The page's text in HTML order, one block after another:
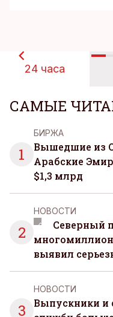
24 часа
САМЫЕ
1
БИРЖА
Вышедшие из
Арабские
$1,3 млрд
2
НОВОСТИ
Северный
выявил
3
НОВОСТИ
Выпускники и